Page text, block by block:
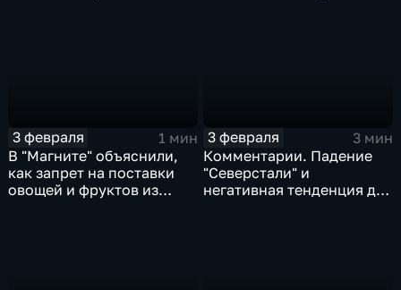
3 февраля
1 мин
В "Магните" объяснили,
как запрет на поставки
овощей и фруктов из
3 февраля
3 мин
Комментарии. Падение
"Северстали" и
негативная тенденция для